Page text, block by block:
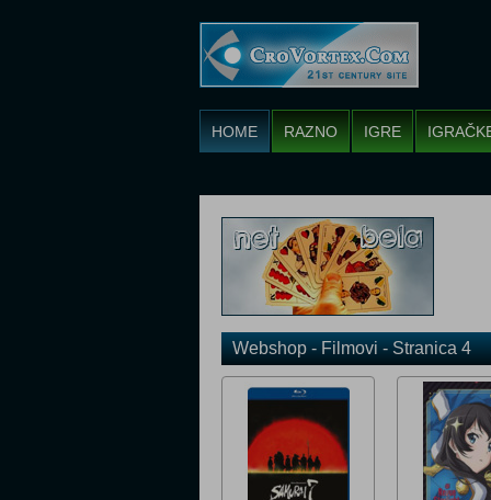
HOME RAZNO IGRE
Webshop - Filmovi - Stranica 4